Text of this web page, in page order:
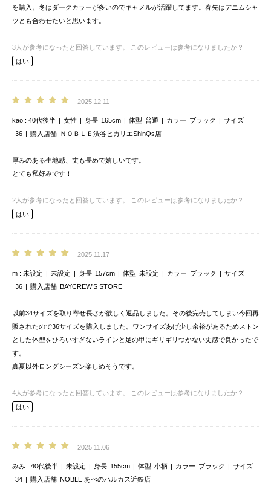
を購入。冬はダークカラーが多いのでキャメルが活躍してます。春先はデニムシャ
ツとも合わせたいと思います。
3 人が参考になったと回答しています。
このレビューは参考になりましたか？
はい
2025.12.11
kao 40代後半 女性 身長 165cm 体型 普通 カラー ブラック
サイズ
36
購入店舗 ＮＯＢＬＥ渋谷ヒカリエShinQs店
厚みのある生地感、丈も長めで嬉しいです。
とても私好みです！
2 人が参考になったと回答しています。
このレビューは参考になりましたか？
はい
2025.11.17
m 未設定 未設定 身長 157cm 体型 未設定 カラー ブラック
サイズ
36
購入店舗 BAYCREW’S STORE
以前34サイズを取り寄せ長さが欲しく返品しました。その後完売してしまい今回再
販されたので36サイズを購入しました。ワンサイズあげ少し余裕があるためストン
とした体型をひろいすぎないラインと足の甲にギリギリつかない丈感で良かったで
す。
真夏以外ロングシーズン楽しめそうです。
4 人が参考になったと回答しています。
このレビューは参考になりましたか？
はい
2025.11.06
みみ 40代後半 未設定 身長 155cm 体型 小柄 カラー ブラック
サイズ
34
購入店舗 NOBLE あべのハルカス近鉄店